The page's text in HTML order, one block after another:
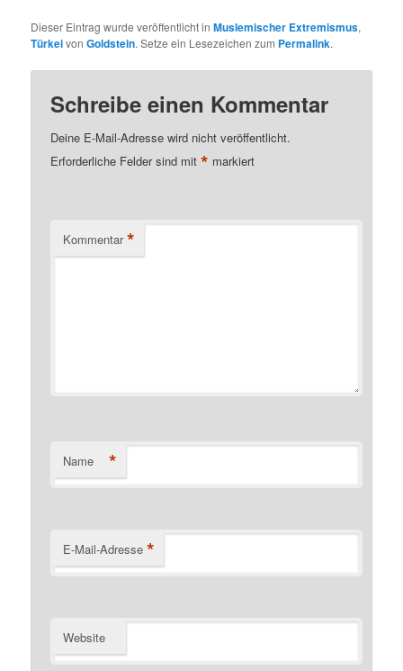
Dieser Eintrag wurde veröffentlicht inMuslemischer Extremismus,
TürkeivonGoldstein. Setze ein Lesezeichen zum Permalink.
Schreibe einen Kommentar
Deine E-Mail-Adresse wird nicht veröffentlicht.
Erforderliche Felder sind mit* markiert
Kommentar *
Name *
E-Mail-Adresse *
Website